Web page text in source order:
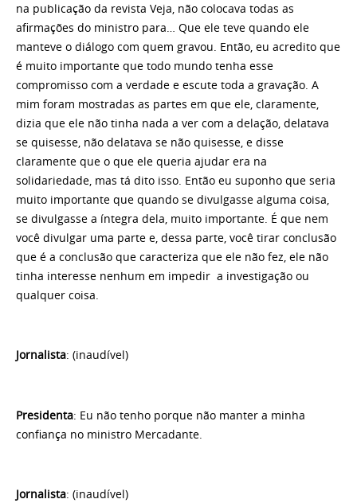
na publicação da revista Veja, não colocava todas as
afirmações do ministro para… Que ele teve quando ele
manteve o diálogo com quem gravou. Então, eu acredito que
é muito importante que todo mundo tenha esse
compromisso com a verdade e escute toda a gravação. A
mim foram mostradas as partes em que ele, claramente,
dizia que ele não tinha nada a ver com a delação, delatava
se quisesse, não delatava se não quisesse, e disse
claramente que o que ele queria ajudar era na
solidariedade, mas tá dito isso. Então eu suponho que seria
muito importante que quando se divulgasse alguma coisa,
se divulgasse a íntegra dela, muito importante. É que nem
você divulgar uma parte e, dessa parte, você tirar conclusão
que é a conclusão que caracteriza que ele não fez, ele não
tinha interesse nenhum em impedir a investigação ou
qualquer coisa.
Jornalista: (inaudível)
Presidenta: Eu não tenho porque não manter a minha
confiança no ministro Mercadante.
Jornalista: (inaudível)